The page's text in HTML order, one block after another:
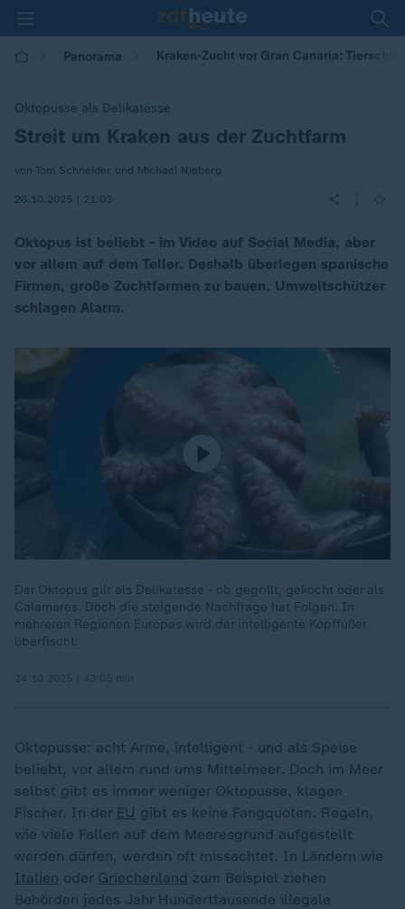
Panorama Kraken-Zucht vor Gran Canaria:
Oktopusse als Delikatesse
:
Streit um Kraken aus der Zuchtfarm
von Tom Schneider und Michael Nieberg
26.10.2025 | 21:03
Oktopus ist beliebt - im Video auf Social Media, aber
vor allem auf dem Teller. Deshalb überlegen spanische
Firmen, große Zuchtfarmen zu bauen. Umweltschützer
schlagen Alarm.
Der Oktopus gilt als Delikatesse - ob gegrillt, gekocht oder als
Calamares. Doch die steigende Nachfrage hat Folgen: In
mehreren Regionen Europas wird der intelligente Kopffüßer
überfischt.
Oktopusse: acht Arme, intelligent - und als Speise
beliebt, vor allem rund ums Mittelmeer. Doch im Meer
selbst gibt es immer weniger Oktopusse, klagen
Fischer. In der EU gibt es keine Fangquoten. Regeln,
wie viele Fallen auf dem Meeresgrund aufgestellt
werden dürfen, werden oft missachtet. In Ländern wie
Italien oder Griechenland zum Beispiel ziehen
Behörden jedes Jahr Hunderttausende illegale